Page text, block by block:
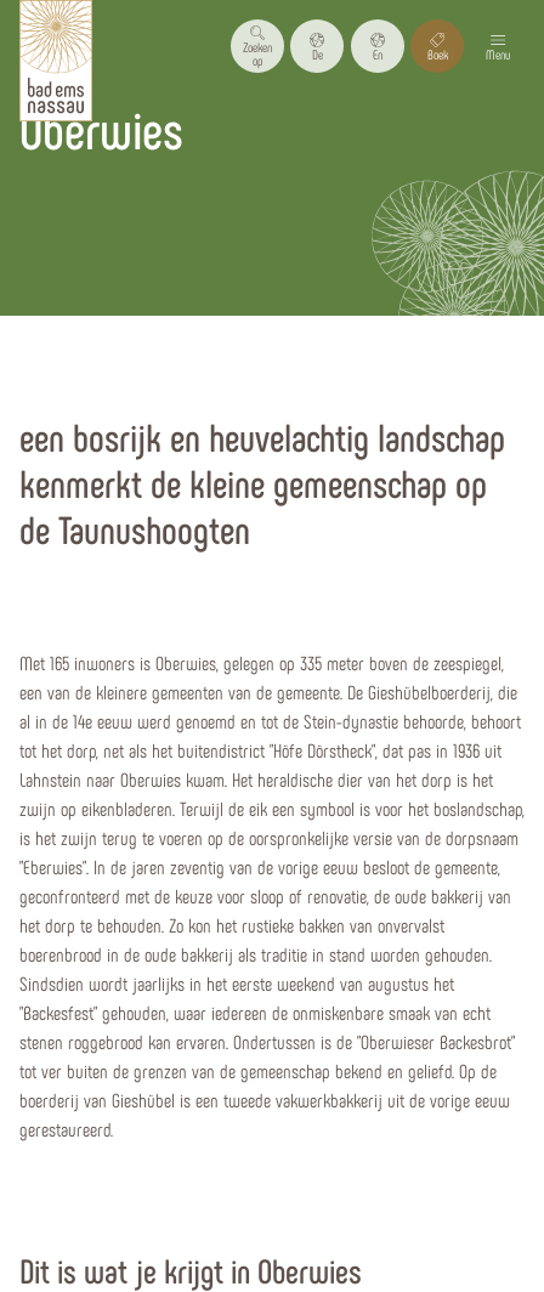
Zoeken
op
De En Boek Menu
Oberwies
een bosrijk en heuvelachtig landschap
kenmerkt de kleine gemeenschap op
de Taunushoogten
Met 165 inwoners is Oberwies, gelegen op 335 meter boven de zeespiegel,
een van de kleinere gemeenten van de gemeente. De Gieshübelboerderij, die
al in de 14e eeuw werd genoemd en tot de Stein-dynastie behoorde, behoort
tot het dorp, net als het buitendistrict "Höfe Dörstheck", dat pas in 1936 uit
Lahnstein naar Oberwies kwam. Het heraldische dier van het dorp is het
zwijn op eikenbladeren. Terwijl de eik een symbool is voor het boslandschap,
is het zwijn terug te voeren op de oorspronkelijke versie van de dorpsnaam
"Eberwies". In de jaren zeventig van de vorige eeuw besloot de gemeente,
geconfronteerd met de keuze voor sloop of renovatie, de oude bakkerij van
het dorp te behouden. Zo kon het rustieke bakken van onvervalst
boerenbrood in de oude bakkerij als traditie in stand worden gehouden.
Sindsdien wordt jaarlijks in het eerste weekend van augustus het
"Backesfest" gehouden, waar iedereen de onmiskenbare smaak van echt
stenen roggebrood kan ervaren. Ondertussen is de "Oberwieser Backesbrot"
tot ver buiten de grenzen van de gemeenschap bekend en geliefd. Op de
boerderij van Gieshübel is een tweede vakwerkbakkerij uit de vorige eeuw
gerestaureerd.
Dit is wat je krijgt in Oberwies